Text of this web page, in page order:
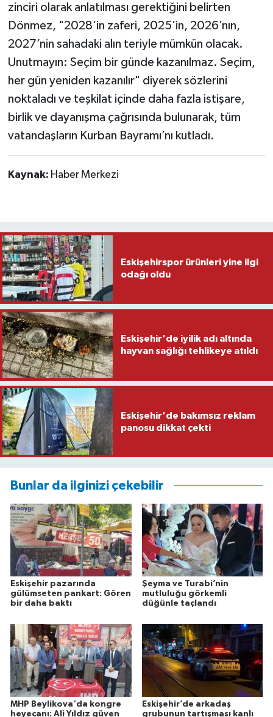
zinciri olarak anlatılması gerektiğini belirten
Dönmez, "2028’in zaferi, 2025’in, 2026’nın,
2027’nin sahadaki alın teriyle mümkün olacak.
Unutmayın: Seçim bir günde kazanılmaz. Seçim,
her gün yeniden kazanılır" diyerek sözlerini
noktaladı ve teşkilat içinde daha fazla istişare,
birlik ve dayanışma çağrısında bulunarak, tüm
vatandaşların Kurban Bayramı’nı kutladı.
Kaynak: Haber Merkezi
Eskişehirspor ürünleri yine ilgi
odağı oldu
Eskişehir'de iyilik adı altında
hayvan sağlığı tehlikeye atıldı
Eskişehir'de bakımsız reklam
panosu dikkat çekti
Bunlar da ilginizi çekebilir
Eskişehir pazarında
gülümseten pankart: Gören
bir daha baktı
Şeyma ve Turabi’nin
mutluluğu görkemli
düğünle taçlandı
MHP Beylikova'da kongre
heyecanı: Ali Yıldız güven
Eskişehir’de arkadaş
grubunun tartışması kanlı